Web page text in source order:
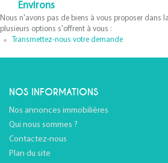
Environs
Nous n'avons pas de biens à vous proposer dans
plusieurs options s'offrent à vous :
Transmettez-nous votre demande
NOS INFORMATIONS
Nos annonces immobilières
Qui nous sommes ?
Contactez-nous
Plan du site